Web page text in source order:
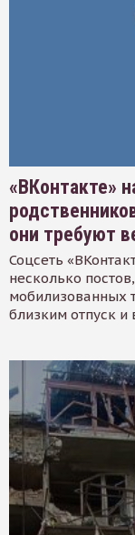
«ВКонтакте»
они требуют
Соцсеть
несколько
мобилизованных
близким отпуск и